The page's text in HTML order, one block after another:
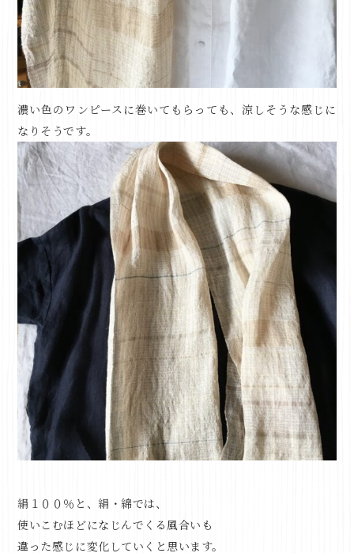
濃い色のワンピースに巻いてもらっても、涼しそうな感じに
なりそうです。
絹１００％と、絹・綿では、
使いこむほどになじんでくる風合いも
違った感じに変化していくと思います。